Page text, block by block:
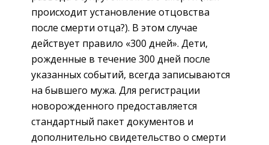
происходит установление отцовства
после смерти отца?). В этом случае
действует правило «300 дней». Дети,
рожденные в течение 300 дней после
указанных событий, всегда записываются
на бывшего мужа. Для регистрации
новорожденного предоставляется
стандартный пакет документов и
дополнительно свидетельство о смерти